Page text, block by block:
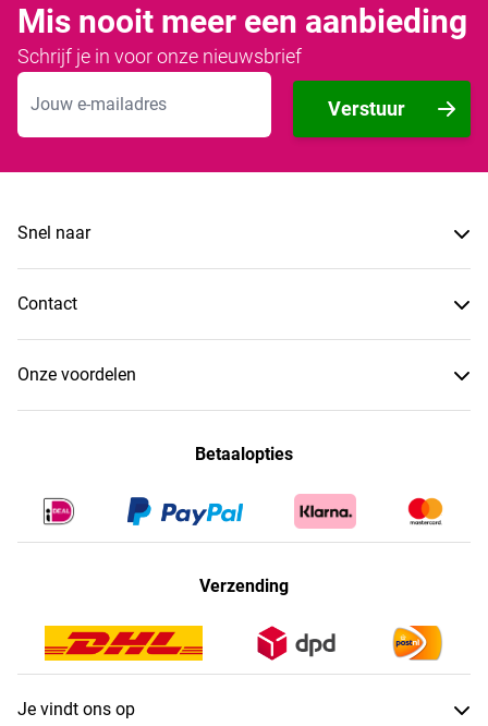
Mis nooit meer een aanbieding
Schrijf je in voor onze nieuwsbrief
E-mailadres
Verstuur
Snel naar
Contact
Onze voordelen
Betaalopties
Verzending
Je vindt ons op